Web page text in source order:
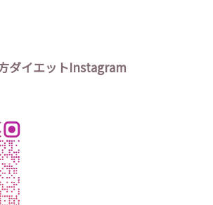
ダイエットInstagram